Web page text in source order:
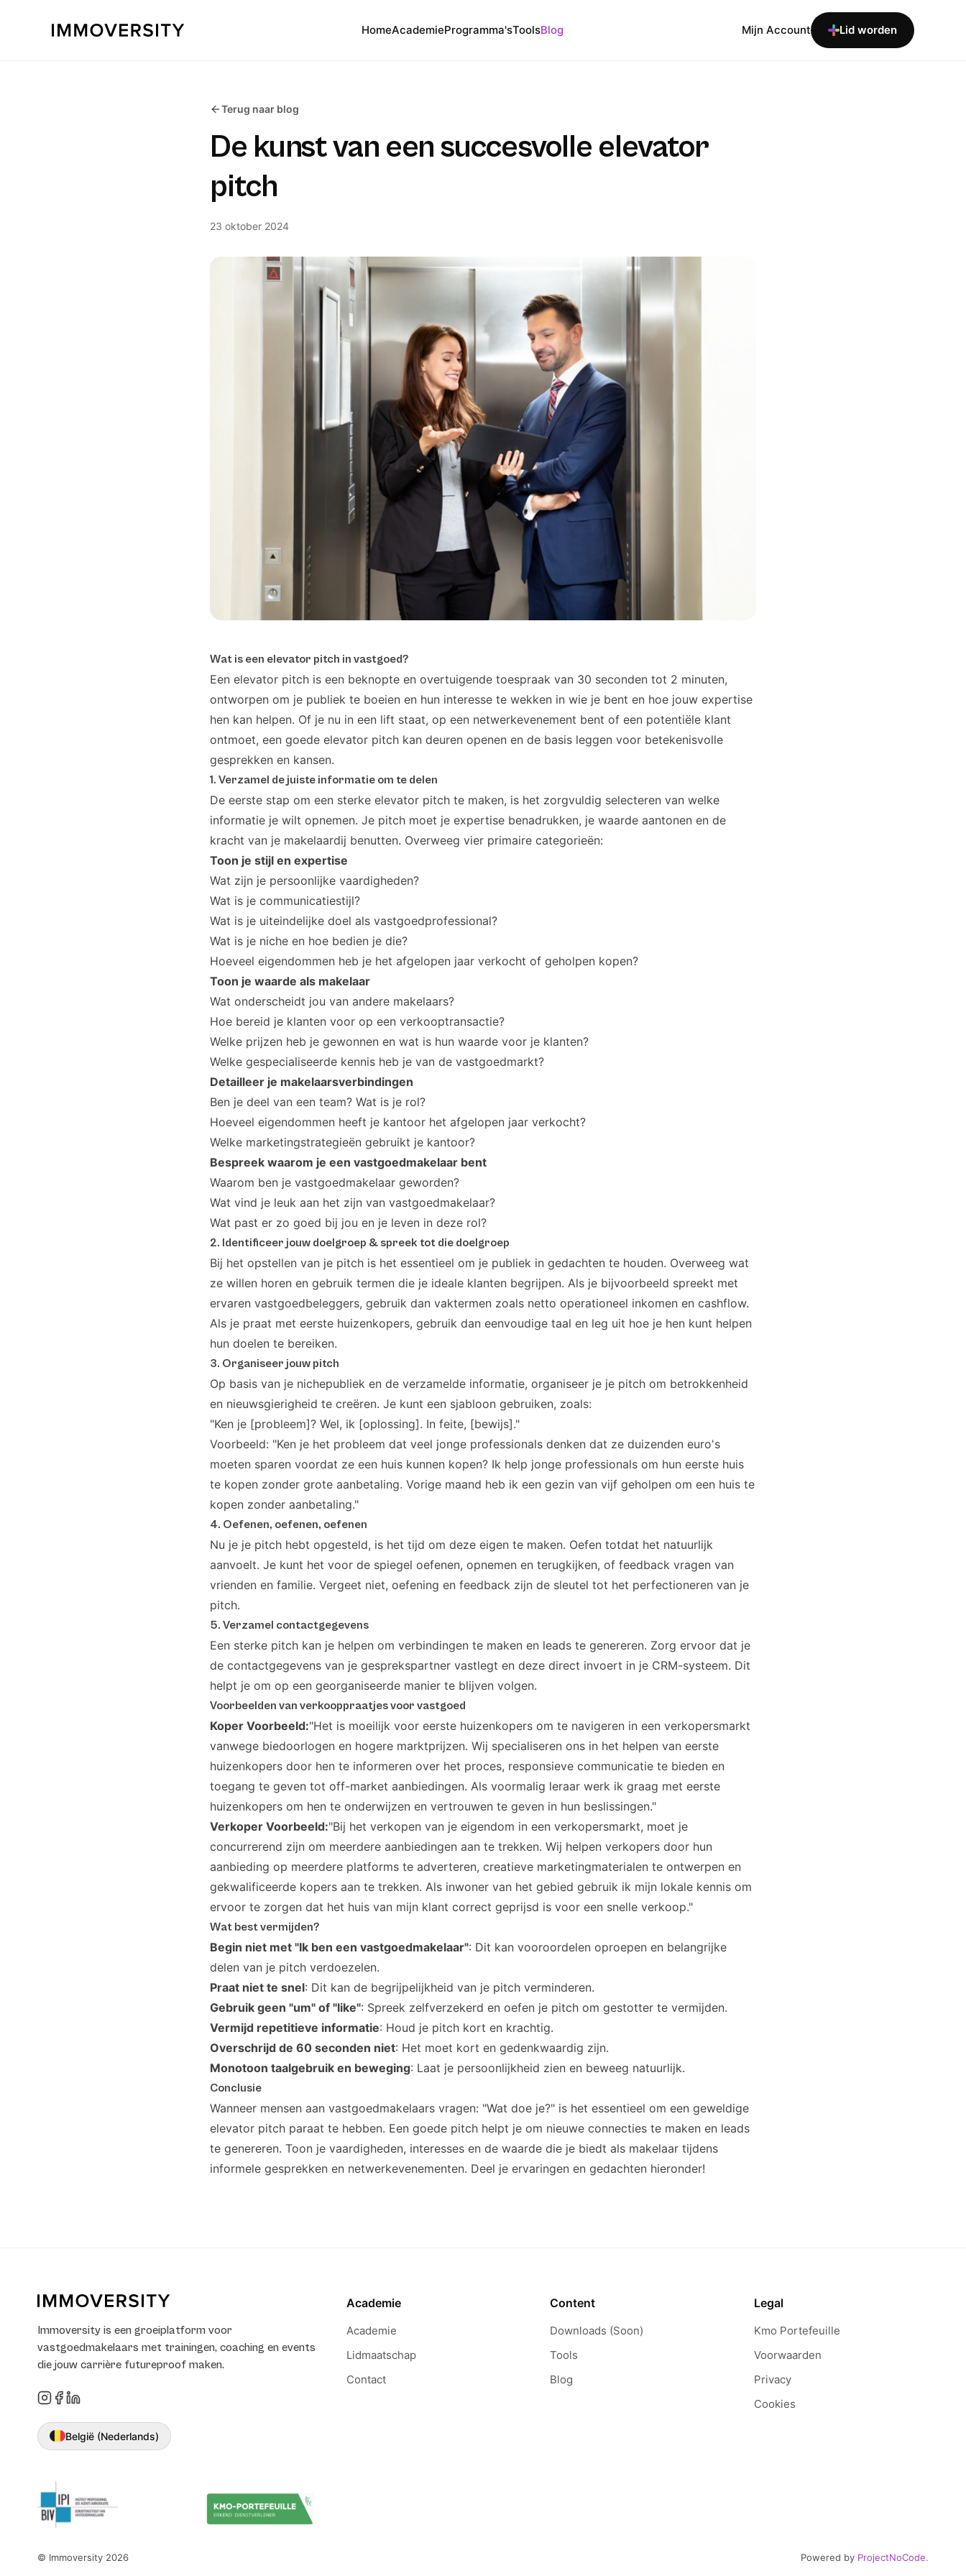
HomeAcademieProgramma'sToolsBlog Mijn Account Lid worden
Terug naar blog
De kunst van een succesvolle elevator
pitch
23 oktober 2024
Wat is een elevator pitch in vastgoed?
Een elevator pitch is een beknopte en overtuigende toespraak van 30 seconden tot 2 minuten,
ontworpen om je publiek te boeien en hun interesse te wekken in wie je bent en hoe jouw expertise
hen kan helpen. Of je nu in een lift staat, op een netwerkevenement bent of een potentiële klant
ontmoet, een goede elevator pitch kan deuren openen en de basis leggen voor betekenisvolle
gesprekken en kansen.
1. Verzamel de juiste informatie om te delen
De eerste stap om een sterke elevator pitch te maken, is het zorgvuldig selecteren van welke
informatie je wilt opnemen. Je pitch moet je expertise benadrukken, je waarde aantonen en de
kracht van je makelaardij benutten. Overweeg vier primaire categorieën:
Toon je stijl en expertise
Wat zijn je persoonlijke vaardigheden?
Wat is je communicatiestijl?
Wat is je uiteindelijke doel als vastgoedprofessional?
Wat is je niche en hoe bedien je die?
Hoeveel eigendommen heb je het afgelopen jaar verkocht of geholpen kopen?
Toon je waarde als makelaar
Wat onderscheidt jou van andere makelaars?
Hoe bereid je klanten voor op een verkooptransactie?
Welke prijzen heb je gewonnen en wat is hun waarde voor je klanten?
Welke gespecialiseerde kennis heb je van de vastgoedmarkt?
Detailleer je makelaarsverbindingen
Ben je deel van een team? Wat is je rol?
Hoeveel eigendommen heeft je kantoor het afgelopen jaar verkocht?
Welke marketingstrategieën gebruikt je kantoor?
Bespreek waarom je een vastgoedmakelaar bent
Waarom ben je vastgoedmakelaar geworden?
Wat vind je leuk aan het zijn van vastgoedmakelaar?
Wat past er zo goed bij jou en je leven in deze rol?
2. Identificeer jouw doelgroep & spreek tot die doelgroep
Bij het opstellen van je pitch is het essentieel om je publiek in gedachten te houden. Overweeg wat
ze willen horen en gebruik termen die je ideale klanten begrijpen. Als je bijvoorbeeld spreekt met
ervaren vastgoedbeleggers, gebruik dan vaktermen zoals netto operationeel inkomen en cashflow.
Als je praat met eerste huizenkopers, gebruik dan eenvoudige taal en leg uit hoe je hen kunt helpen
hun doelen te bereiken.
3. Organiseer jouw pitch
Op basis van je nichepubliek en de verzamelde informatie, organiseer je je pitch om betrokkenheid
en nieuwsgierigheid te creëren. Je kunt een sjabloon gebruiken, zoals:
"Ken je [probleem]? Wel, ik [oplossing]. In feite, [bewijs]."
Voorbeeld: "Ken je het probleem dat veel jonge professionals denken dat ze duizenden euro's
moeten sparen voordat ze een huis kunnen kopen? Ik help jonge professionals om hun eerste huis
te kopen zonder grote aanbetaling. Vorige maand heb ik een gezin van vijf geholpen om een huis te
kopen zonder aanbetaling."
4. Oefenen, oefenen, oefenen
Nu je je pitch hebt opgesteld, is het tijd om deze eigen te maken. Oefen totdat het natuurlijk
aanvoelt. Je kunt het voor de spiegel oefenen, opnemen en terugkijken, of feedback vragen van
vrienden en familie. Vergeet niet, oefening en feedback zijn de sleutel tot het perfectioneren van je
pitch.
5. Verzamel contactgegevens
Een sterke pitch kan je helpen om verbindingen te maken en leads te genereren. Zorg ervoor dat je
de contactgegevens van je gesprekspartner vastlegt en deze direct invoert in je CRM-systeem. Dit
helpt je om op een georganiseerde manier te blijven volgen.
Voorbeelden van verkooppraatjes voor vastgoed
Koper Voorbeeld:"Het is moeilijk voor eerste huizenkopers om te navigeren in een verkopersmarkt
vanwege biedoorlogen en hogere marktprijzen. Wij specialiseren ons in het helpen van eerste
huizenkopers door hen te informeren over het proces, responsieve communicatie te bieden en
toegang te geven tot off-market aanbiedingen. Als voormalig leraar werk ik graag met eerste
huizenkopers om hen te onderwijzen en vertrouwen te geven in hun beslissingen."
Verkoper Voorbeeld:"Bij het verkopen van je eigendom in een verkopersmarkt, moet je
concurrerend zijn om meerdere aanbiedingen aan te trekken. Wij helpen verkopers door hun
aanbieding op meerdere platforms te adverteren, creatieve marketingmaterialen te ontwerpen en
gekwalificeerde kopers aan te trekken. Als inwoner van het gebied gebruik ik mijn lokale kennis om
ervoor te zorgen dat het huis van mijn klant correct geprijsd is voor een snelle verkoop."
Wat best vermijden?
Begin niet met "Ik ben een vastgoedmakelaar": Dit kan vooroordelen oproepen en belangrijke
delen van je pitch verdoezelen.
Praat niet te snel: Dit kan de begrijpelijkheid van je pitch verminderen.
Gebruik geen "um" of "like": Spreek zelfverzekerd en oefen je pitch om gestotter te vermijden.
Vermijd repetitieve informatie: Houd je pitch kort en krachtig.
Overschrijd de 60 seconden niet: Het moet kort en gedenkwaardig zijn.
Monotoon taalgebruik en beweging: Laat je persoonlijkheid zien en beweeg natuurlijk.
Conclusie
Wanneer mensen aan vastgoedmakelaars vragen: "Wat doe je?" is het essentieel om een geweldige
elevator pitch paraat te hebben. Een goede pitch helpt je om nieuwe connecties te maken en leads
te genereren. Toon je vaardigheden, interesses en de waarde die je biedt als makelaar tijdens
informele gesprekken en netwerkevenementen. Deel je ervaringen en gedachten hieronder!
Immoversity is een groeiplatform voor
vastgoedmakelaars met trainingen, coaching en events
die jouw carrière futureproof maken.
België (Nederlands)
Academie
Academie
Lidmaatschap
Contact
Content
Downloads (Soon)
Tools
Blog
Legal
Kmo Portefeuille
Voorwaarden
Privacy
Cookies
© Immoversity 2026 Powered by ProjectNoCode.